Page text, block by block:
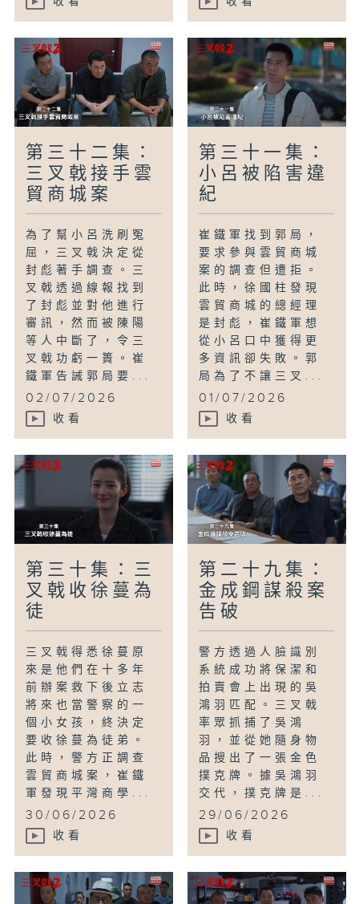
第三十二集：
三叉戟接手雲
貿商城案
為了幫小呂洗刷冤
屈，三叉戟決定從
封彪著手調查。三
叉戟透過線報找到
了封彪並對他進行
審訊，然而被陳陽
等人中斷了，令三
叉戟功虧一簣。崔
鐵軍告誡郭局要...
02/07/2026
收看
第三十一集：
小呂被陷害違
紀
崔鐵軍找到郭局，
要求參與雲貿商城
案的調查但遭拒。
此時，徐國柱發現
雲貿商城的總經理
是封彪，崔鐵軍想
從小呂口中獲得更
多資訊卻失敗。郭
局為了不讓三叉...
01/07/2026
收看
第三十集：三
叉戟收徐蔓為
徒
三叉戟得悉徐蔓原
來是他們在十多年
前辦案救下後立志
將來也當警察的一
個小女孩，終決定
要收徐蔓為徒弟。
此時，警方正調查
雲貿商城案，崔鐵
軍發現平灣商學...
30/06/2026
收看
第二十九集：
金成鋼謀殺案
告破
警方透過人臉識別
系統成功將保潔和
拍賣會上出現的吳
鴻羽匹配。三叉戟
率眾抓捕了吳鴻
羽，並從她隨身物
品搜出了一張金色
撲克牌。據吳鴻羽
交代，撲克牌是...
29/06/2026
收看